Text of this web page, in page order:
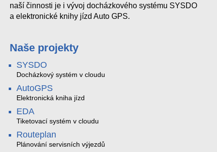
naší činnosti je i vývoj docházkového systému SYSDO
a elektronické knihy jízd Auto GPS.
Naše projekty
SYSDO
Docházkový systém v cloudu
AutoGPS
Elektronická kniha jízd
EDA
Tiketovací systém v cloudu
Routeplan
Plánování servisních výjezdů